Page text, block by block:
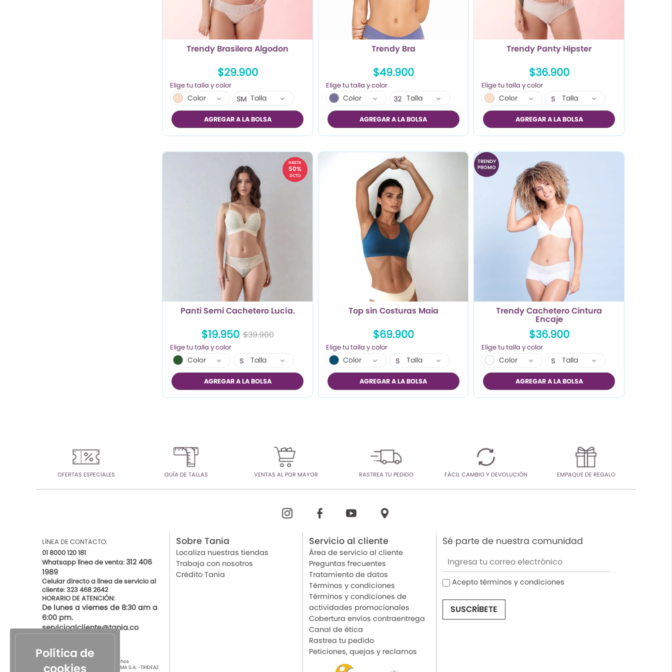
TRENDY PROMO
CONJUNTOS
Trendy Brasilera Algodon
$29.900
Color
SM
LX
Talla
AGREGAR A LA BOLSA
Trendy Bra
$49.900
Color
32
34
36
Talla
AGREGAR A LA BOLSA
Trendy Panty Hipster
$36.900
Color
S
M
L
Talla
AGREGAR A LA BOLSA
HASTA
50%
DCTO
Panti Semi Cachetero Lucía.
$19.950 $39.900
Color
S
M
L
Talla
AGREGAR A LA BOLSA
Top sin Costuras Maia
$69.900
Color S Talla
AGREGAR A LA BOLSA
TRENDY
PROMO
Trendy Cachetero Cintura
Encaje
$36.900
Color
S
M
L
XL
Talla
AGREGAR A LA BOLSA
OFERTAS ESPECIALES GUÍA DE TALLAS VENTAS AL POR MAYOR RASTREA TU PEDIDO FÁCIL CAMBIO Y DEVOLUCIÓN EMPAQUE DE REGALO
LÍNEA DE CONTACTO:
01 8000 120 181
Whatsapp línea de venta:312 406
1989
Celular directo a línea de servicio al
cliente: 323 468 2642
HORARIO DE ATENCIÓN:
De lunes a viernes de 8:30 am a
6:00 pm.
servicioalcliente@tania.co
© 2021 por Tania Todos los derechos
ReservadosTIENDAS DE ROPA INTIMA S.A. -TRIDEAZ
Sobre Tania
Localiza nuestras tiendas
Trabaja con nosotros
Crédito Tania
Servicio al cliente
Área de servicio al cliente
Preguntas frecuentes
Tratamiento de datos
Términos y condiciones
Términos y condiciones de
actividades promocionales
Cobertura envíos contraentrega
Canal de ética
Rastrea tu pedido
Peticiones, quejas y reclamos
Sé parte de nuestra comunidad
Acepto términos y condiciones
Política de
cookies